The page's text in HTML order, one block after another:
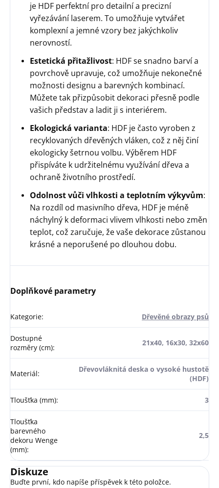
je HDF perfektní pro detailní a precizní
vyřezávání laserem. To umožňuje vytvářet
komplexní a jemné vzory bez jakýchkoliv
nerovností.
Estetická přitažlivost: HDF se snadno barví a
povrchově upravuje, což umožňuje nekonečné
možnosti designu a barevných kombinací.
Můžete tak přizpůsobit dekoraci přesně podle
vašich představ a ladit ji s interiérem.
Ekologická varianta: HDF je často vyroben z
recyklovaných dřevěných vláken, což z něj činí
ekologicky šetrnou volbu. Výběrem HDF
přispíváte k udržitelnému využívání dřeva a
ochraně životního prostředí.
Odolnost vůči vlhkosti a teplotním výkyvům:
Na rozdíl od masivního dřeva, HDF je méně
náchylný k deformaci vlivem vlhkosti nebo změn
teplot, což zaručuje, že vaše dekorace zůstanou
krásné a neporušené po dlouhou dobu.
Doplňkové parametry
Kategorie: Dřevěné obrazy psů
Dostupné
rozměry (cm):
21x40, 16x30, 32x60
Materiál:
Dřevovláknitá deska o vysoké hustotě
(HDF)
Tloušťka (mm): 3
Tloušťka
barevného
dekoru Wenge
(mm):
2,5
Diskuze
Buďte první, kdo napíše příspěvek k této položce.